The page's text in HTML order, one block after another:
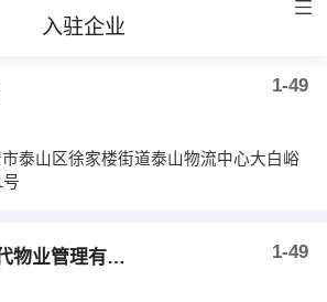
入驻企业
1-49
泰山区徐家楼街道泰山物流中心大白峪
泰安新时代物业管理有限公司 1-49